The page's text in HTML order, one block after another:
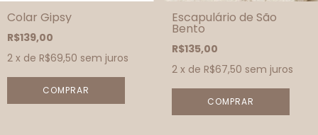
Colar Gipsy
R$139,00
2 x de R$69,50 sem juros
COMPRAR
Escapulário de São
Bento
R$135,00
2 x de R$67,50 sem juros